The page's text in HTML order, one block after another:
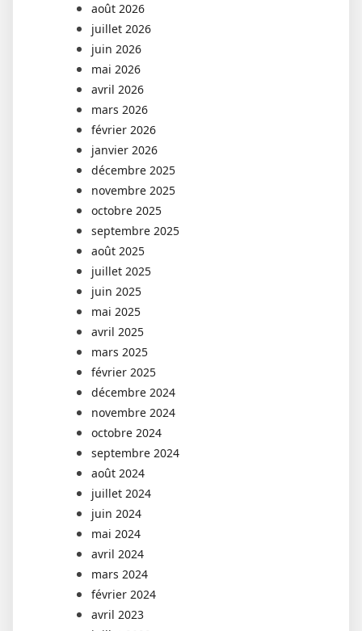
août 2026
juillet 2026
juin 2026
mai 2026
avril 2026
mars 2026
février 2026
janvier 2026
décembre 2025
novembre 2025
octobre 2025
septembre 2025
août 2025
juillet 2025
juin 2025
mai 2025
avril 2025
mars 2025
février 2025
décembre 2024
novembre 2024
octobre 2024
septembre 2024
août 2024
juillet 2024
juin 2024
mai 2024
avril 2024
mars 2024
février 2024
avril 2023